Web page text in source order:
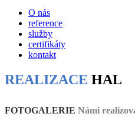
O nás
reference
služby
certifikáty
kontakt
REALIZACE HAL
FOTOGALERIE Námi